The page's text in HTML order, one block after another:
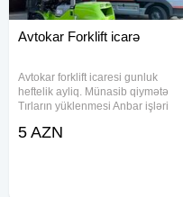
Avtokar Forklift icarə
Avtokar forklift icaresi gunluk
heftelik ayliq. Münasib qiymətə
Tırların yüklenmesi Anbar işləri
var. Qiymet razilasma yolu ile.
5 AZN